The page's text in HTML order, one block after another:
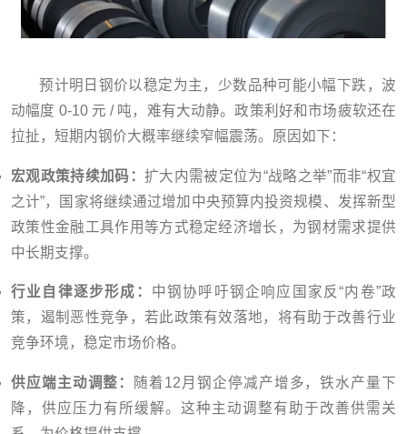
预计明日钢价以稳定为主，少数品种可能小幅下跌，波
动幅度 0-10 元 / 吨，难有大动静。政策利好和市场疲软还在
拉扯，短期内钢价大概率继续窄幅震荡。原因如下：
宏观政策持续加码： 扩大内需被定位为“战略之举”而非“权宜
之计”，国家将继续通过增加中央预算内投资规模、发挥新型
政策性金融工具作用等方式稳定经济增长，为钢材需求提供
中长期支撑。
行业自律逐步形成： 中钢协呼吁钢企响应国家反“内卷”政
策，遏制恶性竞争，若此政策有效落地，将有助于改善行业
竞争环境，稳定市场价格。
供应端主动调整： 随着12月钢企停减产增多，铁水产量下
降，供应压力有所缓解。这种主动调整有助于改善供需关